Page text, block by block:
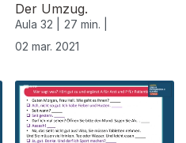
Der Umzug.
Aula 32 |
27 min. |
02 mar. 2021